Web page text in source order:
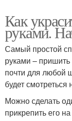
Как
руками.
Самый простой
руками –
почти для любой
будет смотреться
Можно сделать
прикрепить его